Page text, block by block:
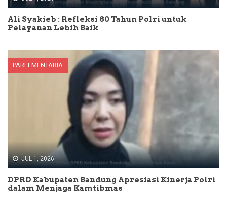
Ali Syakieb : Refleksi 80 Tahun Polri untuk
Pelayanan Lebih Baik
PARLEMENTARIA
JUL 1, 2026
DPRD Kabupaten Bandung Apresiasi Kinerja Polri
dalam Menjaga Kamtibmas